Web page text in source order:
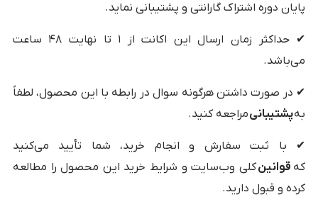
پایان دوره اشتراک گارانتی و پشتیبانی نماید.
✔ حداکثر زمان ارسال این اکانت از ۱ تا نهایت ۴۸ ساعت
می‌باشد.
✔ در صورت داشتن هرگونه سوال در رابطه با این محصول، لطفاً
بهپشتیبانیمراجعه کنید.
✔ با ثبت سفارش و انجام خرید، شما تأیید می‌کنید
که قوانینکلی وب‌سایت و شرایط خرید این محصول را مطالعه
کرده و قبول دارید.